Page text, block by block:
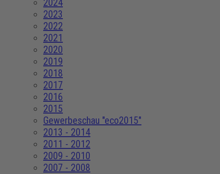
2024
2023
2022
2021
2020
2019
2018
2017
2016
2015
Gewerbeschau "eco2015"
2013 - 2014
2011 - 2012
2009 - 2010
2007 - 2008